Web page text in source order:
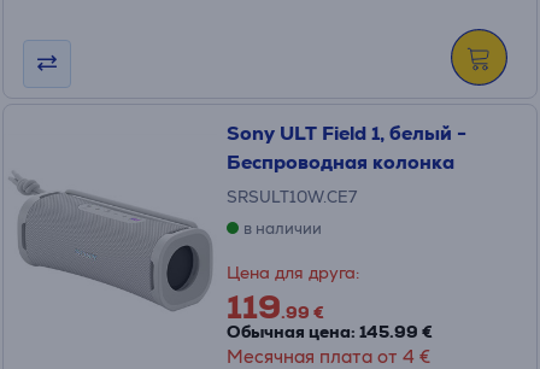
Sony ULT Field 1, белый -
Беспроводная колонка
SRSULT10W.CE7
в наличии
Цена для друга:
119.99 €
Обычная цена: 145.99 €
Месячная плата от 4 €